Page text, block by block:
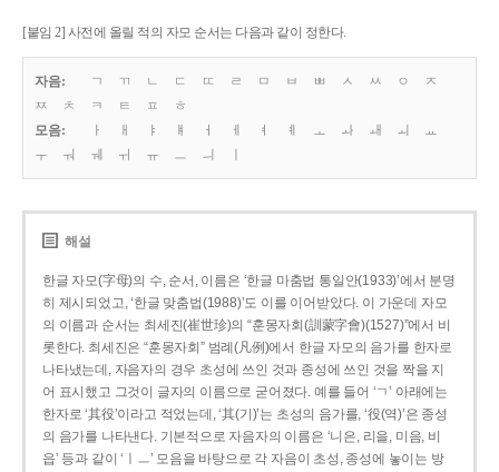
[붙임 2] 사전에 올릴 적의 자모 순서는 다음과 같이 정한다.
자음: ㄱ ㄲ ㄴ ㄷ ㄸ ㄹ ㅁ ㅂ ㅃ ㅅ ㅆ ㅇ
ㅈ
ㅉ
ㅊ ㅋ ㅌ ㅍ
ㅎ
모음:
ㅏ ㅐ ㅑ ㅒ ㅓ ㅔ ㅕ ㅖ ㅗ ㅘ ㅙ ㅚ
ㅛ
ㅜ
ㅝ ㅞ ㅟ ㅠ ㅡ ㅢ
해설
한글 자모(字母)의 수, 순서, 이름은 ‘한글 마춤법 통일안(1933)’에서 분명
히 제시되었고, ‘한글 맞춤법(1988)’도 이를 이어받았다. 이 가운데 자모
의 이름과 순서는 최세진(崔世珍)의 “훈몽자회(訓蒙字會)(1527)”에서 비
롯한다. 최세진은 “훈몽자회” 범례(凡例)에서 한글 자모의 음가를 한자로
나타냈는데, 자음자의 경우 초성에 쓰인 것과 종성에 쓰인 것을 짝을 지
어 표시했고 그것이 글자의 이름으로 굳어졌다. 예를 들어 ‘ㄱ’ 아래에는
한자로 ‘其役’이라고 적었는데, ‘其(기)’는 초성의 음가를, ‘役(역)’은 종성
의 음가를 나타낸다. 기본적으로 자음자의 이름은 ‘니은, 리을, 미음, 비
읍’ 등과 같이 ‘ㅣㅡ’ 모음을 바탕으로 각 자음이 초성, 종성에 놓이는 방